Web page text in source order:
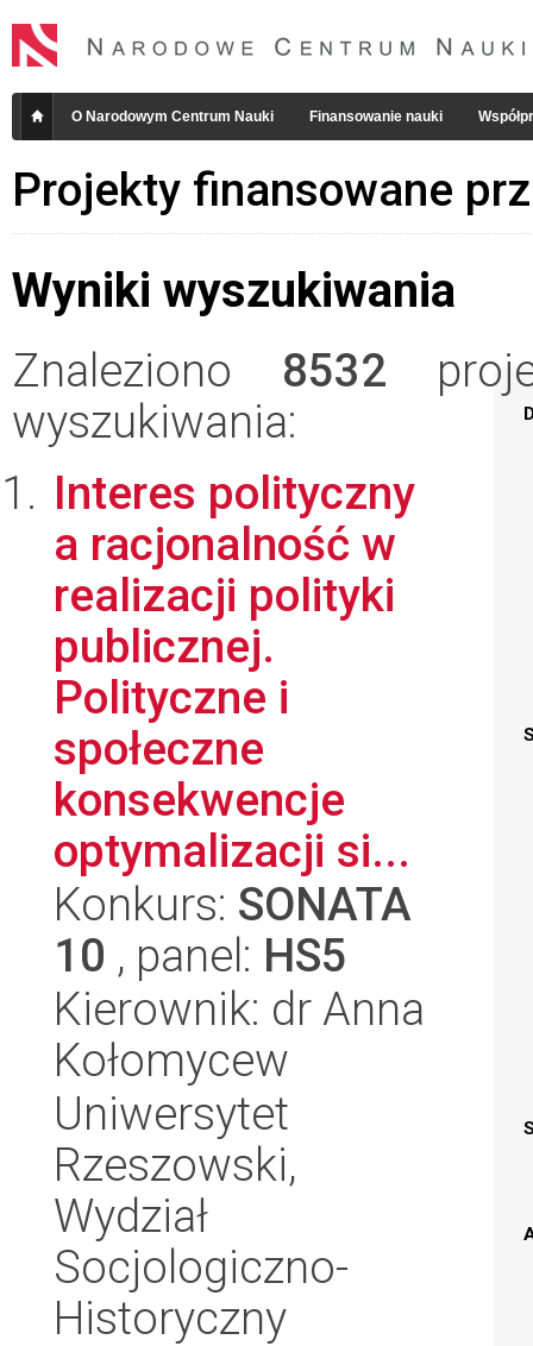
O Narodowym Centrum Nauki Finansowanie nauki
Projekty finansowane
Wyniki wyszukiwania
Znaleziono 8532
wyszukiwania:
Interes polityczny
a racjonalność w
realizacji polityki
publicznej.
Polityczne i
społeczne
konsekwencje
optymalizacji si...
Konkurs: SONATA
10 , panel: HS5
Kierownik: dr Anna
Kołomycew
Uniwersytet
Rzeszowski,
Wydział
Socjologiczno-
Historyczny